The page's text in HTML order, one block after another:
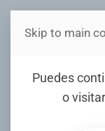
Estás
Puedes
o
Skip to main
Miriam